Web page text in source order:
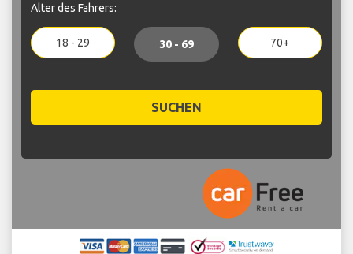
Alter des Fahrers:
18 - 29 30 - 69 70+
SUCHEN